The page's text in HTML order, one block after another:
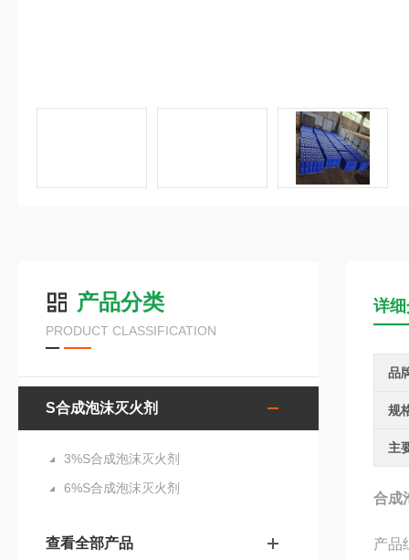
产品分类
PRODUCT CLASSIFICATION
S合成泡沫灭火剂
3%S合成泡沫灭火剂
6%S合成泡沫灭火剂
查看全部产品
详
品
规
主
合成
产品